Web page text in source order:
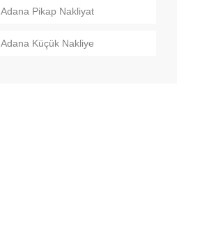
Adana Pikap Nakliyat
Adana Küçük Nakliye